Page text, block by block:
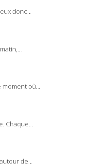
donc...
où...
de...